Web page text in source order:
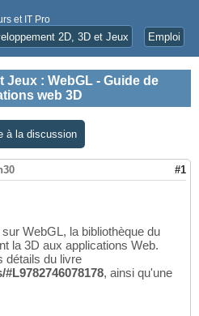
et IT Pro
2D, 3D et Jeux Emploi
Jeux : WebGL - Guide de
web 3D
à la discussion
#1
WebGL, la bibliothèque du
la 3D aux applications Web.
détails du livre
, ainsi qu'une